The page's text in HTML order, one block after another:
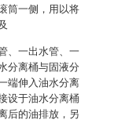
筒一侧，用以将
、一出水管、一
分离桶与固液分
端伸入油水分离
设于油水分离桶
后的油排放，另